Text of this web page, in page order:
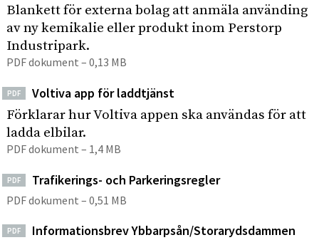
Blankett för externa bolag att anmäla använding
av ny kemikalie eller produkt inom Perstorp
Industripark.
PDF dokument – 0,13 MB
PDF
Voltiva app för laddtjänst
Förklarar hur Voltiva appen ska användas för att
ladda elbilar.
PDF dokument – 1,4 MB
PDF Trafikerings- och Parkeringsregler
PDF dokument – 0,51 MB
PDF
Informationsbrev Ybbarpsån/Storarydsdammen